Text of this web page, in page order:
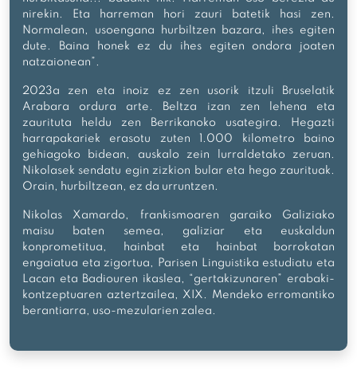
nirekin. Eta harreman hori zauri batetik hasi zen.
Normalean, usoengana hurbiltzen bazara, ihes egiten
dute. Baina honek ez du ihes egiten ondora joaten
natzaionean”.
2023a zen eta inoiz ez zen usorik itzuli Bruselatik
Arabara ordura arte. Beltza izan zen lehena eta
zaurituta heldu zen Berrikanoko usategira. Hegazti
harrapakariek erasotu zuten 1.000 kilometro baino
gehiagoko bidean, auskalo zein lurraldetako zeruan.
Nikolasek sendatu egin zizkion bular eta hego zaurituak.
Orain, hurbiltzean, ez da urruntzen.
Nikolas Xamardo, frankismoaren garaiko Galiziako
maisu baten semea, galiziar eta euskaldun
konprometitua, hainbat eta hainbat borrokatan
engaiatua eta zigortua, Parisen Linguistika estudiatu eta
Lacan eta Badiouren ikaslea, “gertakizunaren” erabaki-
kontzeptuaren aztertzailea, XIX. Mendeko erromantiko
berantiarra, uso-mezularien zalea.